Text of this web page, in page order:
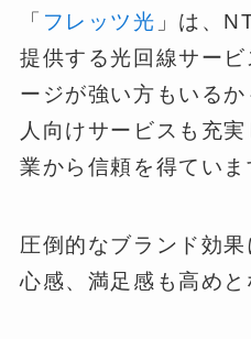
「 フレッツ光 」は、
提供する光回線サー
ージが強い方もいる
人向けサービスも充
業から信頼を得ていま
圧倒的なブランド効
心感、満足感も高めと